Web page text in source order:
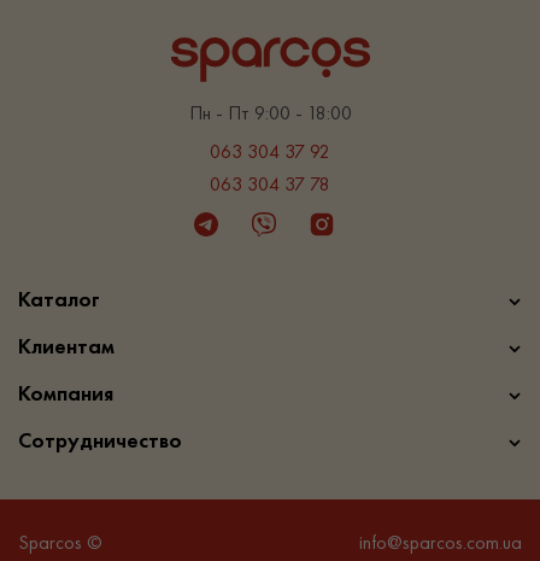
Пн - Пт 9:00 - 18:00
063 304 37 92
063 304 37 78
TelegramViber Instagram
Каталог
Клиентам
Компания
Сотрудничество
Sparcos © info@sparcos.com.ua